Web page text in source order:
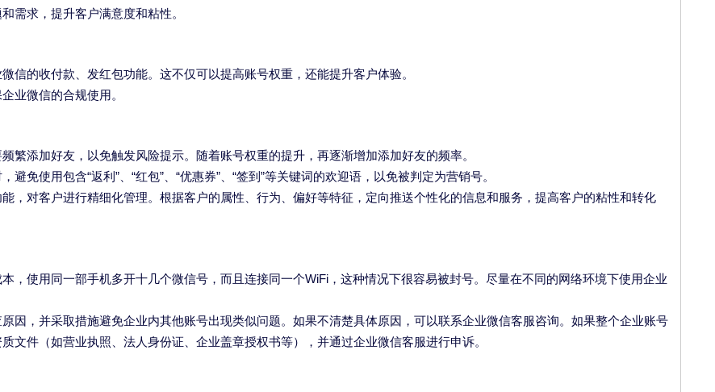
需求，提升客户满意度和粘性。
信的收付款、发红包功能。这不仅可以提高账号权重，还能提升客户体验。
业微信的合规使用。
繁添加好友，以免触发风险提示。随着账号权重的提升，再逐渐增加添加好友的频率。
避免使用包含“返利”、“红包”、“优惠券”、“签到”等关键词的欢迎语，以免被判定为营销号。
，对客户进行精细化管理。根据客户的属性、行为、偏好等特征，定向推送个性化的信息和服务，提高客户的粘性和转化
，使用同一部手机多开十几个微信号，而且连接同一个WiFi，这种情况下很容易被封号。尽量在不同的网络环境下使用企业
因，并采取措施避免企业内其他账号出现类似问题。如果不清楚具体原因，可以联系企业微信客服咨询。如果整个企业账号
文件（如营业执照、法人身份证、企业盖章授权书等），并通过企业微信客服进行申诉。